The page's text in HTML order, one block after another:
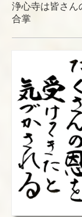
浄心寺は皆さん
合掌